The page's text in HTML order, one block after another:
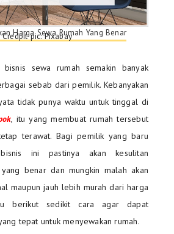
Harga Sewa Rumah Yang Benar
Credpit pic: Pixabay
sewa rumah semakin banyak
sebab dari pemilik. Kebanyakan
tidak punya waktu untuk tinggal di
, itu yang membuat rumah tersebut
terawat. Bagi pemilik yang baru
ini pastinya akan kesulitan
benar dan mungkin malah akan
maupun jauh lebih murah dari harga
berikut sedikit cara agar dapat
tepat untuk menyewakan rumah.